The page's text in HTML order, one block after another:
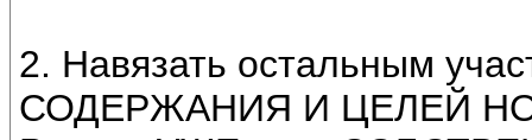
2. Навязать остальным
СОДЕРЖАНИЯ И ЦЕЛЕЙ